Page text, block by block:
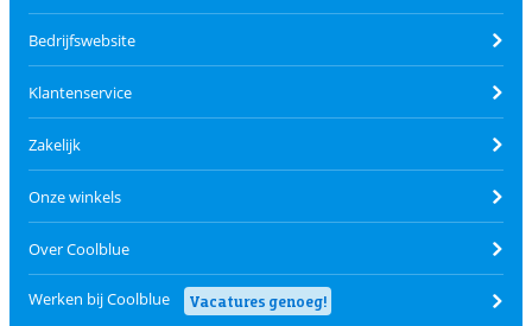
Bedrijfswebsite
Klantenservice
Zakelijk
Onze winkels
Over Coolblue
Werken bij Coolblue Vacatures genoeg!